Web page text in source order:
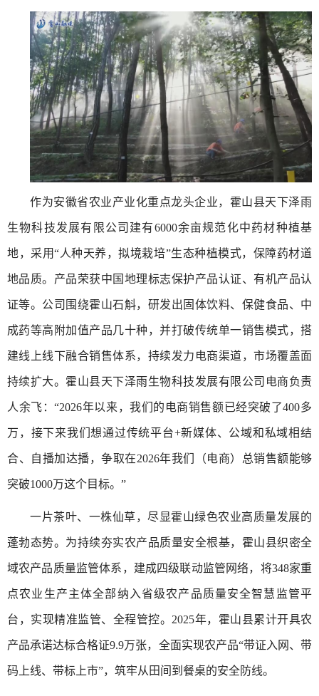
作为安徽省农业产业化重点龙头企业，霍山县天下泽雨
生物科技发展有限公司建有6000余亩规范化中药材种植基
地，采用“人种天养，拟境栽培”生态种植模式，保障药材道
地品质。产品荣获中国地理标志保护产品认证、有机产品认
证等。公司围绕霍山石斛，研发出固体饮料、保健食品、中
成药等高附加值产品几十种，并打破传统单一销售模式，搭
建线上线下融合销售体系，持续发力电商渠道，市场覆盖面
持续扩大。霍山县天下泽雨生物科技发展有限公司电商负责
人余飞：“2026年以来，我们的电商销售额已经突破了400多
万，接下来我们想通过传统平台+新媒体、公域和私域相结
合、自播加达播，争取在2026年我们（电商）总销售额能够
突破1000万这个目标。”
一片茶叶、一株仙草，尽显霍山绿色农业高质量发展的
蓬勃态势。为持续夯实农产品质量安全根基，霍山县织密全
域农产品质量监管体系，建成四级联动监管网络，将348家重
点农业生产主体全部纳入省级农产品质量安全智慧监管平
台，实现精准监管、全程管控。2025年，霍山县累计开具农
产品承诺达标合格证9.9万张，全面实现农产品“带证入网、带
码上线、带标上市”，筑牢从田间到餐桌的安全防线。